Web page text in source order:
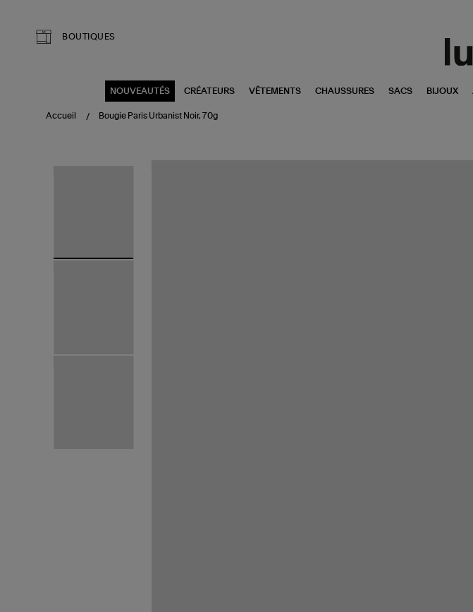
BOUTIQUES
NOUVEAUTÉS CRÉATEURS VÊTEMENTS CHAUSSURES SACS BIJOUX
Accueil Bougie Paris Urbanist Noir, 70g